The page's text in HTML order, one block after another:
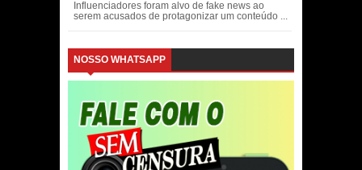
Influenciadores foram alvo de fake news ao
serem acusados de protagonizar um conteúdo ...
NOSSO WHATSAPP